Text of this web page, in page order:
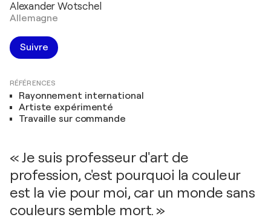
Alexander Wotschel
Allemagne
Suivre
RÉFÉRENCES
Rayonnement international
Artiste expérimenté
Travaille sur commande
« Je suis professeur d'art de
profession, c'est pourquoi la couleur
est la vie pour moi, car un monde sans
couleurs semble mort. »